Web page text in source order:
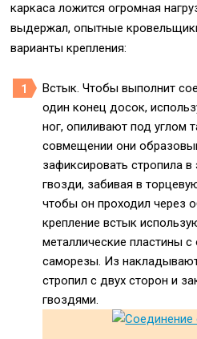
каркаса ложится огромная
выдержал, опытные
варианты крепления:
Встык. Чтобы выполнит
один конец досок,
ног, опиливают под углом
совмещении они
зафиксировать стропила
гвозди, забивая в
чтобы он проходил через
крепление встык
металлические пластины с
саморезы. Из
стропил с двух сторон и
гвоздями.